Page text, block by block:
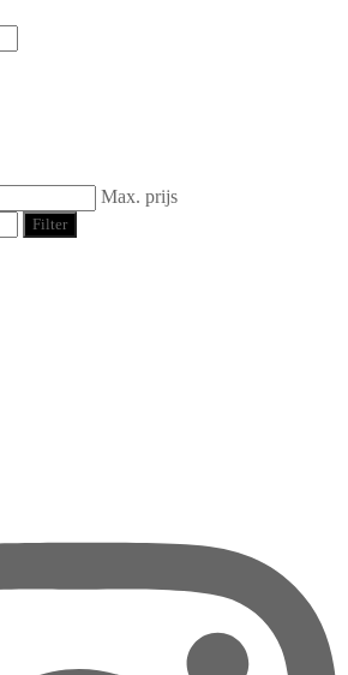
Max. prijs
Filter